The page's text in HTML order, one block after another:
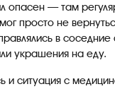
опасен — там
просто не
в соседние
украшения на еду.
и ситуация с